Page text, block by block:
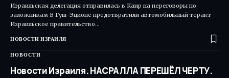
Израильская делегация отправилась в Каир на переговоры по
заложникам В Гуш-Эционе предотвратили автомобильный теракт
Израильское правительство…
НОВОСТИ ИЗРАИЛЯ
НОВОСТИ
Новости Израиля. НАСРАЛЛА ПЕРЕШЁЛ ЧЕРТУ.